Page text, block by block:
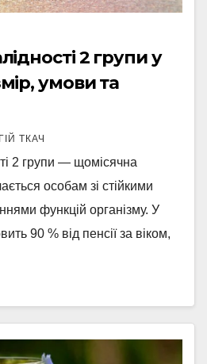
2 групи у
умови та
ТКАЧ
2 групи — щомісячна
особам зі стійкими
функцій організму. У
90 % від пенсії за віком,